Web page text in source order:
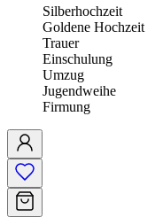
Silberhochzeit
Goldene Hochzeit
Trauer
Einschulung
Umzug
Jugendweihe
Firmung